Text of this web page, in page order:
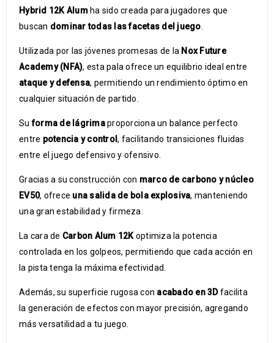
Hybrid 12K Alumha sido creada para jugadores que
buscan dominar todas las facetas del juego
Utilizada por las jóvenes promesas de la Nox Future
Academy (NFA), esta pala ofrece un equilibrio ideal entre
ataque y defensa, permitiendo un rendimiento óptimo en
cualquier situación de partido.
Suforma de lágrimaproporciona un balance perfecto
entre potencia y control , facilitando transiciones fluidas
entre el juego defensivo y ofensivo.
Gracias a su construcción con marco de carbono y núcleo
EV50, ofrece una salida de bola explosiva, manteniendo
una gran estabilidad y firmeza.
La cara de Carbon Alum 12K optimiza la potencia
controlada en los golpeos, permitiendo que cada acción en
la pista tenga la máxima efectividad.
Además, su superficie rugosa con acabado en 3Dfacilita
la generación de efectos con mayor precisión, agregando
más versatilidad a tu juego.